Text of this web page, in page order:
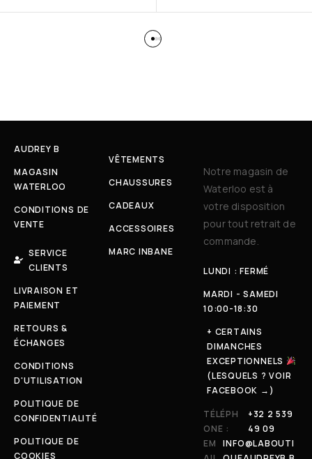
AUDREY B
MAGASIN
WATERLOO
CONDITIONS DE
VENTE
SERVICE
CLIENTS
LIVRAISON ET
PAIEMENT
RETOURS &
ÉCHANGES
CONDITIONS
D'UTILISATION
POLITIQUE DE
CONFIDENTIALITÉ
POLITIQUE DE
COOKIES
VÊTEMENTS
CHAUSSURES
CADEAUX
ACCESSOIRES
MARC INBANE
Notre magasin de
Waterloo est à
votre disposition
pour tout retrait de
commande.
LUNDI : FERMÉ
MARDI - SAMEDI
10:00-18:30
+ CERTAINS
DIMANCHES
EXCEPTIONNELS
(LESQUELS ? VOIR
FACEBOOK →)
TÉLÉPH
ONE :
+32 2 539
49 09
EM
INFO@LABOUTI